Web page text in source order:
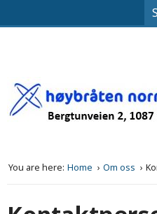
You are here: Home Om oss